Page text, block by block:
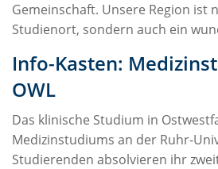
Gemeinschaft. Unsere Region ist
Studienort, sondern auch ein
Info-Kasten:
OWL
Das klinische Studium in
Medizinstudiums an der Ruhr-
Studierenden absolvieren ihr